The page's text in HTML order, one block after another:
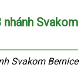
Svakom
Svakom Bernice